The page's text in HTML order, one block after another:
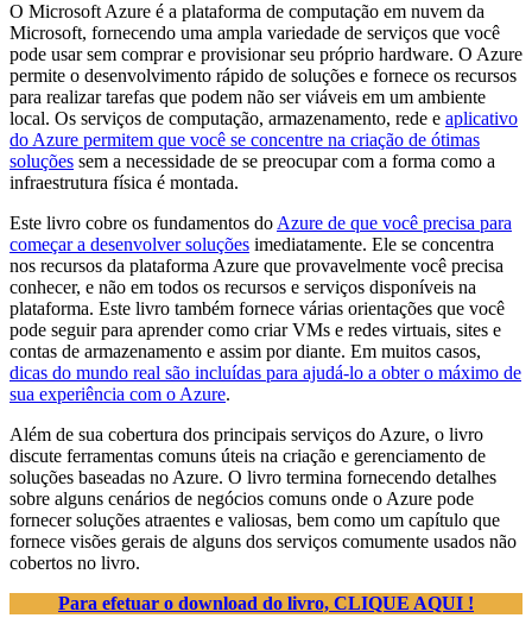
O Microsoft Azure é a plataforma de computação em nuvem da
Microsoft, fornecendo uma ampla variedade de serviços que você
pode usar sem comprar e provisionar seu próprio hardware. O Azure
permite o desenvolvimento rápido de soluções e fornece os recursos
para realizar tarefas que podem não ser viáveis ​​em um ambiente
local. Os serviços de computação, armazenamento, rede e aplicativo
do Azure permitem que você se concentre na criação de ótimas
soluções sem a necessidade de se preocupar com a forma como a
infraestrutura física é montada.
Este livro cobre os fundamentos do Azure de que você precisa para
começar a desenvolver soluções imediatamente. Ele se concentra
nos recursos da plataforma Azure que provavelmente você precisa
conhecer, e não em todos os recursos e serviços disponíveis na
plataforma. Este livro também fornece várias orientações que você
pode seguir para aprender como criar VMs e redes virtuais, sites e
contas de armazenamento e assim por diante. Em muitos casos,
dicas do mundo real são incluídas para ajudá-lo a obter o máximo de
sua experiência com o Azure.
Além de sua cobertura dos principais serviços do Azure, o livro
discute ferramentas comuns úteis na criação e gerenciamento de
soluções baseadas no Azure. O livro termina fornecendo detalhes
sobre alguns cenários de negócios comuns onde o Azure pode
fornecer soluções atraentes e valiosas, bem como um capítulo que
fornece visões gerais de alguns dos serviços comumente usados ​​não
cobertos no livro.
Para efetuar o download do livro, CLIQUE AQUI !